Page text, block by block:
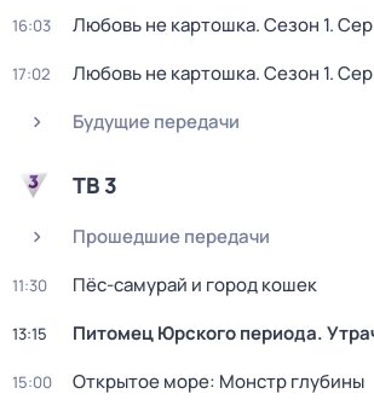
16:03 Любовь не картошка. Сезон 1.
17:02 Любовь не картошка. Сезон 1.
Будущие передачи
ТВ 3
Прошедшие передачи
11:30 Пёс-самурай и город кошек
13:15 Питомец Юрского периода.
15:00 Открытое море: Монстр глубины